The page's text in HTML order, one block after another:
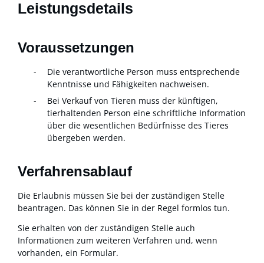
Leistungsdetails
Voraussetzungen
Die verantwortliche Person muss entsprechende
Kenntnisse und Fähigkeiten nachweisen.
Bei Verkauf von Tieren muss der künftigen,
tierhaltenden Person eine schriftliche Information
über die wesentlichen Bedürfnisse des Tieres
übergeben werden.
Verfahrensablauf
Die Erlaubnis müssen Sie bei der zuständigen Stelle
beantragen. Das können Sie in der Regel formlos tun.
Sie erhalten von der zuständigen Stelle auch
Informationen zum weiteren Verfahren und, wenn
vorhanden, ein Formular.